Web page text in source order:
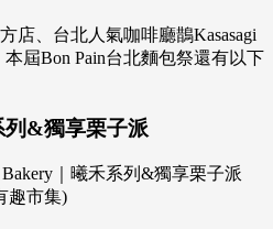
店、台北人氣咖啡廳鵲Kasasagi
本屆Bon Pain台北麵包祭還有以下
列&獨享栗子派
趣市集)